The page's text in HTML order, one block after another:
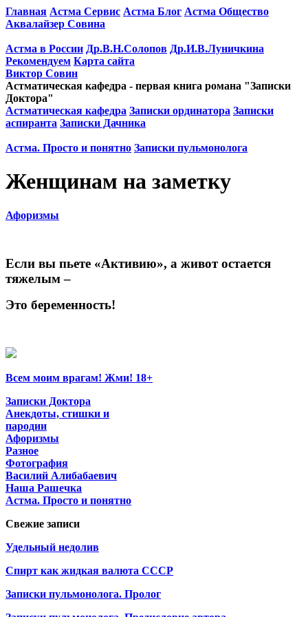
Главная Астма Сервис Астма Блог Астма Общество
Аквалайзер Совина
Астма в России Др.В.Н.Солопов Др.И.В.Луничкина
Рекомендуем Карта сайта
Виктор Совин
Астматическая кафедра - первая книга романа "Записки
Доктора"
Астматическая кафедра Записки ординатора Записки
аспиранта Записки Дачника
Астма. Просто и понятно Записки пульмонолога
Женщинам на заметку
Афоризмы
Если вы пьете «Активию», а живот остается
тяжелым –
Это беременность!
Всем моим врагам! Жми! 18+
Записки Доктора
Анекдоты, стишки и
пародии
Афоризмы
Разное
Фотография
Василий Алибабаевич
Наша Рашечка
Астма. Просто и понятно
Свежие записи
Удельный недолив
Спирт как жидкая валюта СССР
Записки пульмонолога. Пролог